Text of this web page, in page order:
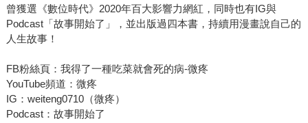
曾獲選《數位時代》2020年百大影響力網紅，同時也有IG與
Podcast「故事開始了」，並出版過四本書，持續用漫畫說自己的
人生故事！
FB粉絲頁：我得了一種吃菜就會死的病-微疼
YouTube頻道：微疼
IG：weiteng0710（微疼）
Podcast：故事開始了